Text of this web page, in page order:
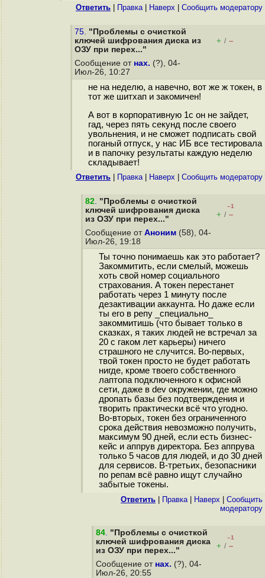
Ответить Правка| Наверх Cообщить модератору
75. "Проблемы с очисткой
ключей шифрования диска из
ОЗУ при перех..."
+ / –
Сообщение от нах. (?), 04-
Июл-26, 10:27
не на неделю, а навечно, вот же ж токен, в
тот же шитхап и закомичен!
А вот в корпоративную 1с он не зайдет,
гад, через пять секунд после своего
увольнения, и не сможет подписать свой
поганый отпуск, у нас ИБ все тестировала
и в папочку результаты каждую неделю
складывает!
Ответить Правка| Наверх Cообщить модератору
82. "Проблемы с очисткой
ключей шифрования диска
из ОЗУ при перех..."
–1
+ / –
Сообщение от Аноним (58), 04-
Июл-26, 19:18
Ты точно понимаешь как это работает?
Закоммитить, если смелый, можешь
хоть свой номер социального
страхования. А токен перестанет
работать через 1 минуту после
дезактивации аккаунта. Но даже если
ты его в репу _специально_
закоммитишь (что бывает только в
сказках, я таких людей не встречал за
20 с гаком лет карьеры) ничего
страшного не случится. Во-первых,
твой токен просто не будет работать
нигде, кроме твоего собственного
лаптопа подключенного к офисной
сети, даже в dev окружении, где можно
дропать базы без подтверждения и
творить практически всё что угодно.
Во-вторых, токен без ограниченного
срока действия невозможно получить,
максимум 90 дней, если есть бизнес-
кейс и аппрув директора. Без аппрува
только 5 часов для людей, и до 30 дней
для сервисов. В-третьих, безопасники
по репам всё равно ищут случайно
забытые токены.
Ответить Правка| Наверх
Cообщить
модератору
84. "Проблемы с очисткой
ключей шифрования диска
из ОЗУ при перех..."
–1
+ / –
Сообщение от нах. (?), 04-
Июл-26, 20:55